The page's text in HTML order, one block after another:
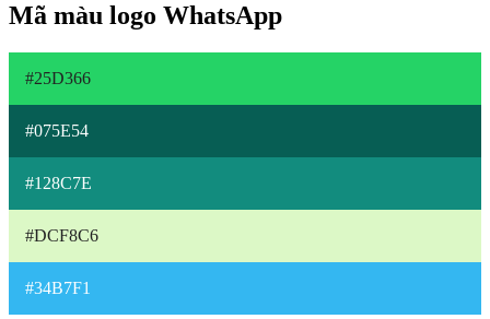
Mã màu logo WhatsApp
#25D366
#075E54
#128C7E
#DCF8C6
#34B7F1